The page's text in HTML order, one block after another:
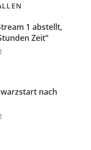
1 abstellt,
Zeit“
nach